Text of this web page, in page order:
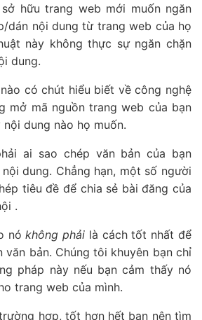
hữu trang web mới muốn ngăn
dán nội dung từ trang web của họ
này không thực sự ngăn chặn
dung.
có chút hiểu biết về công nghệ
mở mã nguồn trang web của bạn
dung nào họ muốn.
ai sao chép văn bản của bạn
dung. Chẳng hạn, một số người
tiêu đề để chia sẻ bài đăng của
.
nókhông phải là cách tốt nhất để
văn bản. Chúng tôi khuyên bạn chỉ
pháp này nếu bạn cảm thấy nó
trang web của mình.
hợp, tốt hơn hết bạn nên tìm